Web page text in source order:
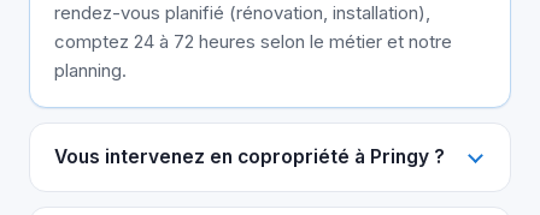
rendez-vous planifié (rénovation, installation),
comptez 24 à 72 heures selon le métier et notre
planning.
Vous intervenez en copropriété à Pringy ?